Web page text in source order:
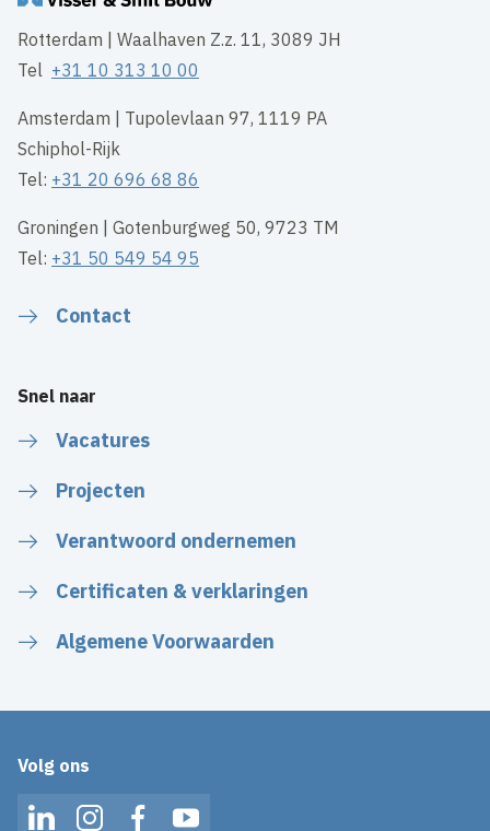
Rotterdam | Waalhaven Z.z. 11, 3089 JH
Tel +31 10 313 10 00
Amsterdam | Tupolevlaan 97, 1119 PA
Schiphol-Rijk
Tel: +31 20 696 68 86
Groningen | Gotenburgweg 50, 9723 TM
Tel: +31 50 549 54 95
Contact
Snel naar
Vacatures
Projecten
Verantwoord ondernemen
Certificaten & verklaringen
Algemene Voorwaarden
Volg ons